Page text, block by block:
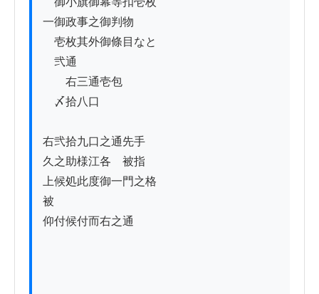
一御政事之御判物
壱枚其外御條目なと
弐通
右三通壱包
〆拾八口
右弐拾九口之通先手
久之助様江各ゟ被指
上候処此度御一門之格
被
仰付候付而右之通